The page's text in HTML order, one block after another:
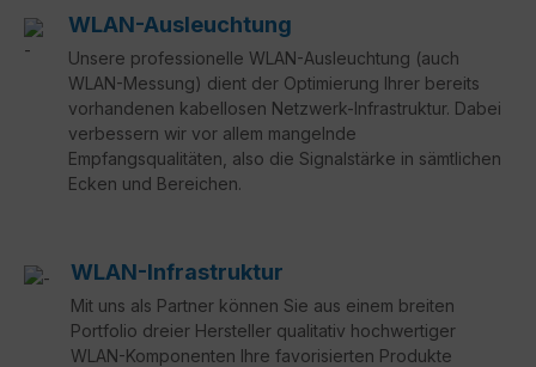
WLAN-Ausleuchtung
Unsere professionelle WLAN-Ausleuchtung (auch
WLAN-Messung) dient der Optimierung Ihrer bereits
vorhandenen kabellosen Netzwerk-Infrastruktur. Dabei
verbessern wir vor allem mangelnde
Empfangsqualitäten, also die Signalstärke in sämtlichen
Ecken und Bereichen.
WLAN-Infrastruktur
Mit uns als Partner können Sie aus einem breiten
Portfolio dreier Hersteller qualitativ hochwertiger
WLAN-Komponenten Ihre favorisierten Produkte